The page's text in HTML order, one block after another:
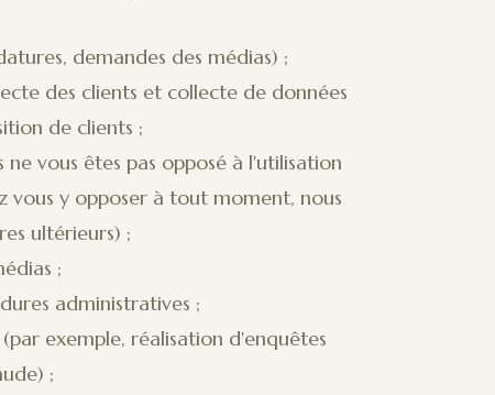
demandes des médias) ;
des clients et collecte de données
de clients ;
vous êtes pas opposé à l'utilisation
vous y opposer à tout moment, nous
ultérieurs) ;
;
administratives ;
exemple, réalisation d'enquêtes
;